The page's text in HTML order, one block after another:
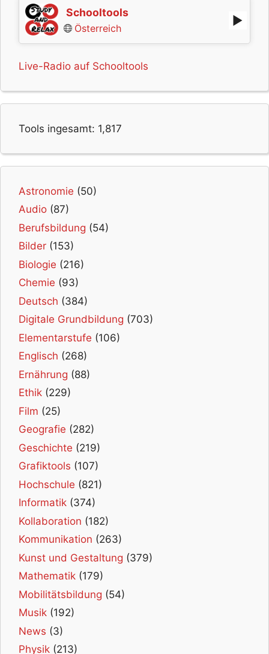
Schooltools
Österreich
Live-Radio auf Schooltools
Tools ingesamt: 1,817
Astronomie (50)
Audio (87)
Berufsbildung (54)
Bilder (153)
Biologie (216)
Chemie (93)
Deutsch (384)
Digitale Grundbildung (703)
Elementarstufe (106)
Englisch (268)
Ernährung (88)
Ethik (229)
Film (25)
Geografie (282)
Geschichte (219)
Grafiktools (107)
Hochschule (821)
Informatik (374)
Kollaboration (182)
Kommunikation (263)
Kunst und Gestaltung (379)
Mathematik (179)
Mobilitätsbildung (54)
Musik (192)
News (3)
Physik (213)